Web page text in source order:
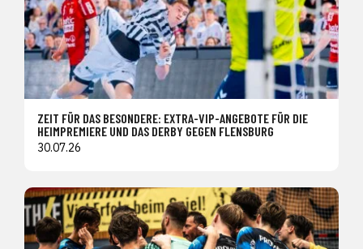
ZEIT FÜR DAS BESONDERE: EXTRA-VIP-ANGEBOTE FÜR DIE
HEIMPREMIERE UND DAS DERBY GEGEN FLENSBURG
30.07.26